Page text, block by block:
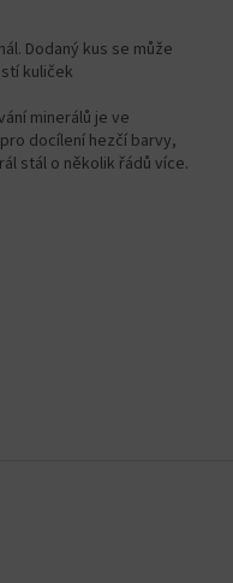
Dodaný kus se může
kuliček
minerálů je ve
docílení hezčí barvy,
stál o několik řádů více.